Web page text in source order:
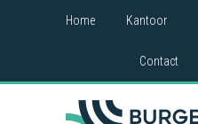
Home Kantoor
Contact